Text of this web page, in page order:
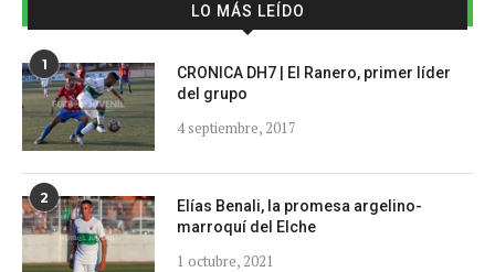
LO MÁS LEÍDO
1
CRONICA DH7 | El Ranero, primer líder
del grupo
4 septiembre, 2017
2
Elías Benali, la promesa argelino-
marroquí del Elche
1 octubre, 2021